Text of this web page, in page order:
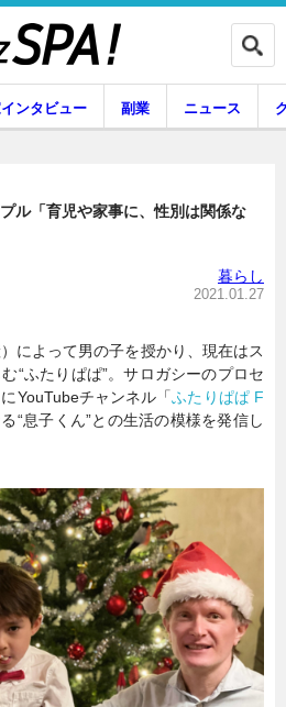
専門家インタビュー
ニュース
エンタメ
連載一覧
ンタビュー 副業 ニュース
ル「育児や家事に、性別は関係な
暮らし
2021.01.27
によって男の子を授かり、現在はス
“ふたりぱぱ”。サロガシーのプロセ
YouTubeチャンネル「ふたりぱぱ F
“息子くん”との生活の模様を発信し